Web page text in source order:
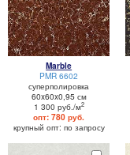
Marble
PMR 6602
суперполировка
60x60x0,95 см
1 300 руб./м2
опт: 780 руб.
крупный опт: по запросу